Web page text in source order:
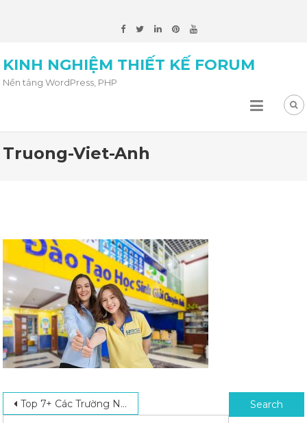
KINH NGHIỆM THIẾT KẾ FORUM
Nền tảng WordPress, PHP
Truong-Viet-Anh
Post navigation
Top 7+ Các Trường Nội Trú Ở TPHCM Chất Lượng, Được Đánh Giá Cao Search for: